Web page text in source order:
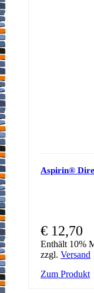
Aspirin®
€ 12,70
Enthält 10%
zzgl. Versand
Zum Produkt